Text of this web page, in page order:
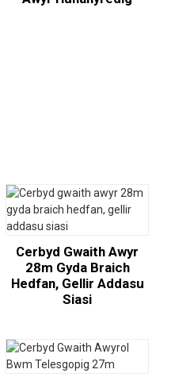
Cerbyd Gwaith Awyr
28m Gyda Braich
Hedfan, Gellir Addasu
Siasi